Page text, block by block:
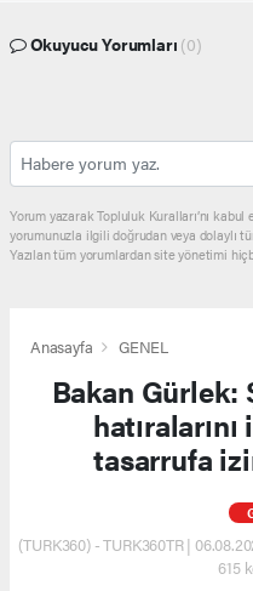
Okuyucu Yorumları (0)
Yorum yazarak Topluluk Kuralları’nı
yorumunuzla ilgili doğrudan veya dolaylı
Yazılan tüm yorumlardan site yönetimi
Anasayfa GENEL
Bakan
tasarrufa
(TURK360) - TURK360TR |
615